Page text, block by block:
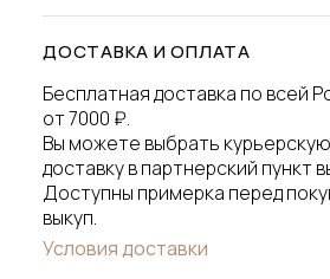
ДОСТАВКА И ОПЛАТА
Бесплатная доставка по всей
от 7000 ₽.
Вы можете выбрать
доставку в партнерский пункт
Доступны примерка перед
выкуп.
Условия доставки